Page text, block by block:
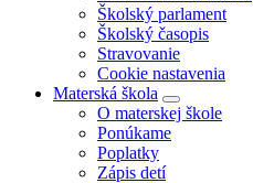
Školský parlament
Školský časopis
Stravovanie
Cookie nastavenia
Materská škola
O materskej škole
Ponúkame
Poplatky
Zápis detí